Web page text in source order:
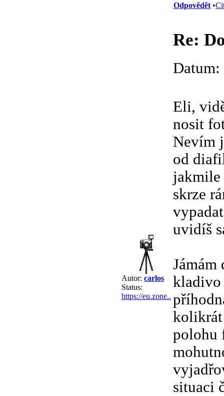
Odpovědět •
Autor: carlos
Status:
https://eu.zone..
Re:
Eli,
nosit
Nevím
od
jakmile
skrze
uvidíš
Jámám
kladivo
kolikrát
polohu
situaci